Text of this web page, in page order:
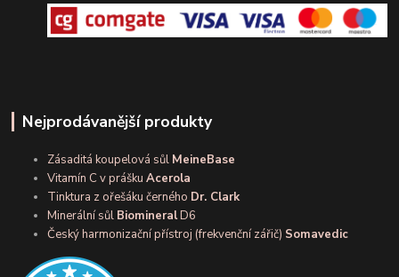
Nejprodávanější produkty
Zásaditá koupelová sůl MeineBase
Vitamín C v práškuAcerola
Tinktura z ořešáku černého Dr. Clark
Minerální sůl BiomineralD6
Český harmonizační přístroj (frekvenční zářič) Somavedic